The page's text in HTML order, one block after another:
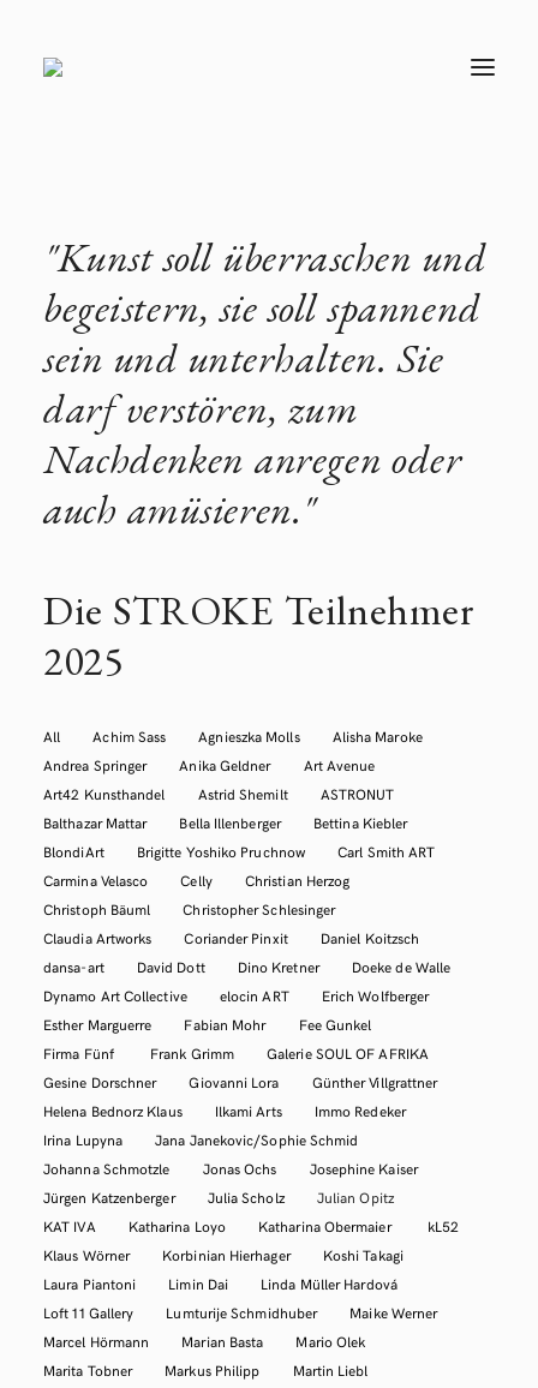
T
I
G
"Kunst soll überraschen und
begeistern, sie soll spannend
sein und unterhalten. Sie
darf verstören, zum
Nachdenken anregen oder
auch amüsieren."
Die STROKE Teilnehmer
2025
All Achim Sass Agnieszka Molls
Alisha Maroke
Andrea Springer
Anika Geldner
Art Avenue
Art42 Kunsthandel
Astrid Shemilt
ASTRONUT
Balthazar Mattar
Bella Illenberger
Bettina Kiebler
BlondiArt
Brigitte Yoshiko Pruchnow
Carl Smith ART
Carmina Velasco
Celly
Christian Herzog
Christoph Bäuml
Christopher Schlesinger
Claudia Artworks
Coriander Pinxit
Daniel Koitzsch
dansa-art
David Dott Dino Kretner
Doeke de Walle
Dynamo Art Collective
elocin ART
Erich Wolfberger
Esther Marguerre
Fabian Mohr
Fee Gunkel
Firma Fünf
Frank Grimm
Galerie SOUL OF AFRIKA
Gesine Dorschner
Giovanni Lora
Günther Villgrattner
Helena Bednorz Klaus
Ilkami Arts
Immo Redeker
Irina Lupyna
Jana Janekovic/Sophie Schmid
Johanna Schmotzle
Jonas Ochs
Josephine Kaiser
Jürgen Katzenberger
Julia Scholz
Julian Opitz
KAT IVA
Katharina Loyo Katharina Obermaier
kL52
Klaus Wörner
Korbinian Hierhager
Koshi Takagi
Laura Piantoni
Limin Dai
Linda Müller Hardová
Loft 11 Gallery
Lumturije Schmidhuber
Maike Werner
Marcel Hörmann
Marian Basta
Mario Olek
Marita Tobner
Markus Philipp
Martin Liebl